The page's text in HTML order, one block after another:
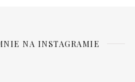
NA INSTAGRAMIE